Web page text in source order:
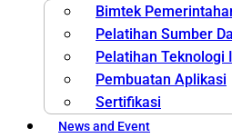
Bimtek
Pelatihan Sumber
Pelatihan Teknologi
Pembuatan Aplikasi
Sertifikasi
News and Event